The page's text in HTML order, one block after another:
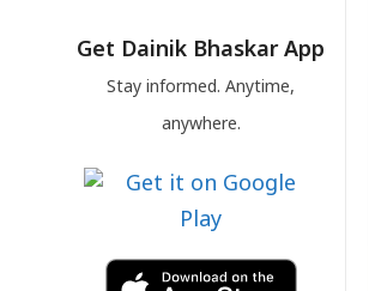
Get Dainik Bhaskar App
Stay informed. Anytime,
anywhere.